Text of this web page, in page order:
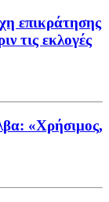
επικράτησης
τις εκλογές
«Χρήσιμος,